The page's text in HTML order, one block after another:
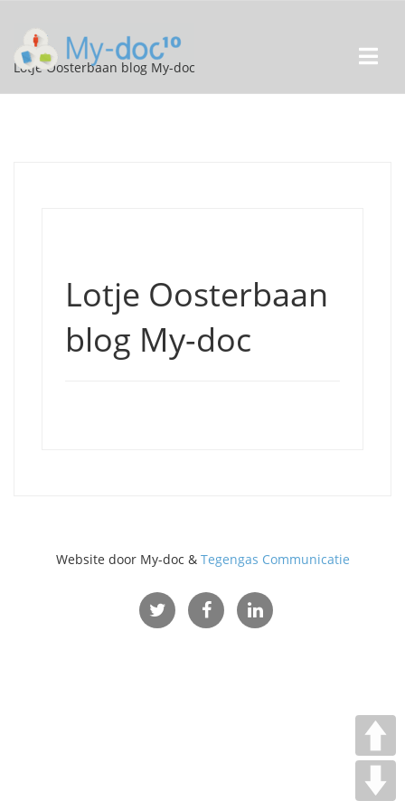
Lotje Oosterbaan blog My-doc
Lotje Oosterbaan
blog My-doc
Website door My-doc & Tegengas Communicatie